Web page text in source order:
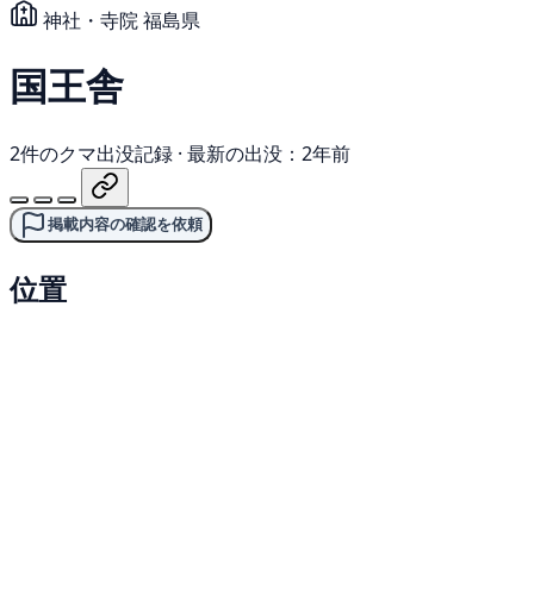
神社・寺院福島県
国王舎
2件のクマ出没記録 · 最新の出没：2年前
掲載内容の確認を依頼
位置